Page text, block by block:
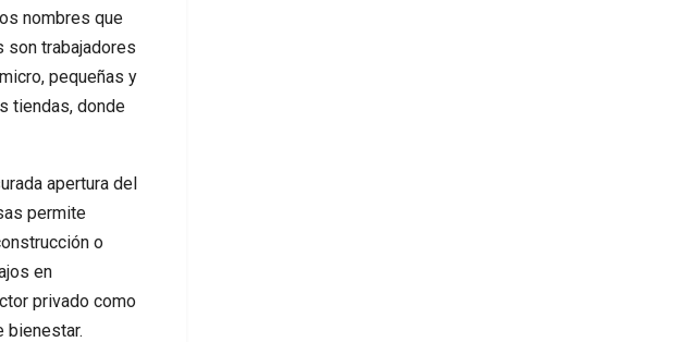
nombres que
son trabajadores
pequeñas y
tiendas, donde
apertura del
permite
o
en
privado como
bienestar.